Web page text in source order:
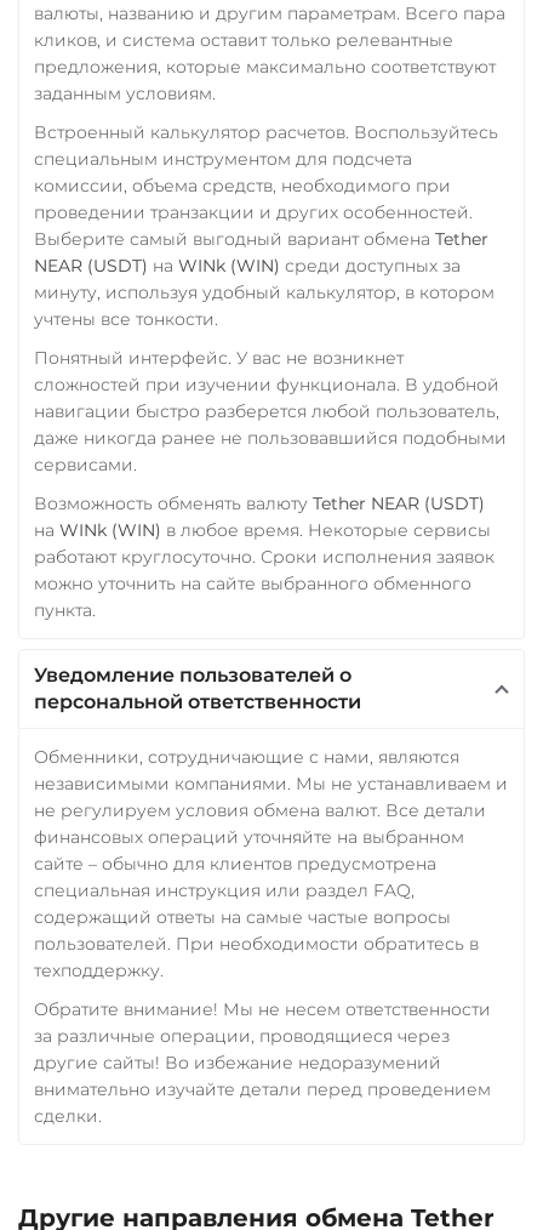
CNY
Тинькофф
QR RUB
УкрСиббанк UAH
Фридом Банк KZT
Центр Кредит KZT
валюты, названию и другим параметрам. Всего пара
кликов, и система оставит только релевантные
предложения, которые максимально соответствуют
заданным условиям.
Встроенный калькулятор расчетов. Воспользуйтесь
специальным инструментом для подсчета
комиссии, объема средств, необходимого при
проведении транзакции и других особенностей.
Выберите самый выгодный вариант обмена Tether
NEAR (USDT) на WINk (WIN) среди доступных за
минуту, используя удобный калькулятор, в котором
учтены все тонкости.
Понятный интерфейс. У вас не возникнет
сложностей при изучении функционала. В удобной
навигации быстро разберется любой пользователь,
даже никогда ранее не пользовавшийся подобными
сервисами.
Возможность обменять валюту Tether NEAR (USDT)
на WINk (WIN) в любое время. Некоторые сервисы
работают круглосуточно. Сроки исполнения заявок
можно уточнить на сайте выбранного обменного
пункта.
Уведомление пользователей о
персональной ответственности
Обменники, сотрудничающие с нами, являются
независимыми компаниями. Мы не устанавливаем и
не регулируем условия обмена валют. Все детали
финансовых операций уточняйте на выбранном
сайте – обычно для клиентов предусмотрена
специальная инструкция или раздел FAQ,
содержащий ответы на самые частые вопросы
пользователей. При необходимости обратитесь в
техподдержку.
Обратите внимание! Мы не несем ответственности
за различные операции, проводящиеся через
другие сайты! Во избежание недоразумений
внимательно изучайте детали перед проведением
сделки.
Другие направления обмена Tether